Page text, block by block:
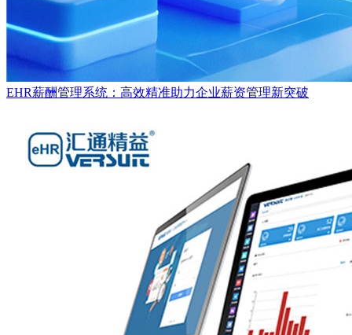
EHR薪酬管理系统：高效精准助力企业薪资管理新突破